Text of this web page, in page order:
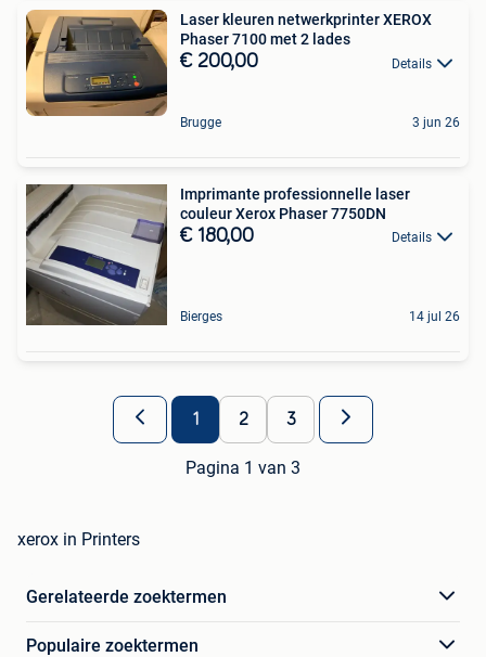
Laser kleuren netwerkprinter XEROX
Phaser 7100 met 2 lades
€ 200,00 Details
Brugge 3 jun 26
Imprimante professionnelle laser
couleur Xerox Phaser 7750DN
€ 180,00 Details
Bierges 14 jul 26
1 2 3
Pagina 1 van 3
xerox in Printers
Gerelateerde zoektermen
Populaire zoektermen